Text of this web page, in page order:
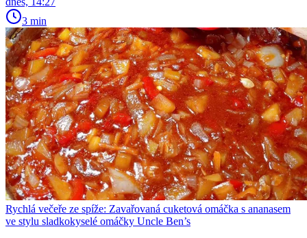
3 min
Rychlá večeře ze spíže: Zavařovaná cuketová omáčka s ananasem
ve stylu sladkokyselé omáčky Uncle Ben’s